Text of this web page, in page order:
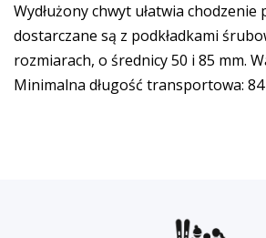
Wydłużony chwyt ułatwia chodzenie
dostarczane są z podkładkami
rozmiarach, o średnicy 50 i 85 mm.
Minimalna długość transportowa: 84